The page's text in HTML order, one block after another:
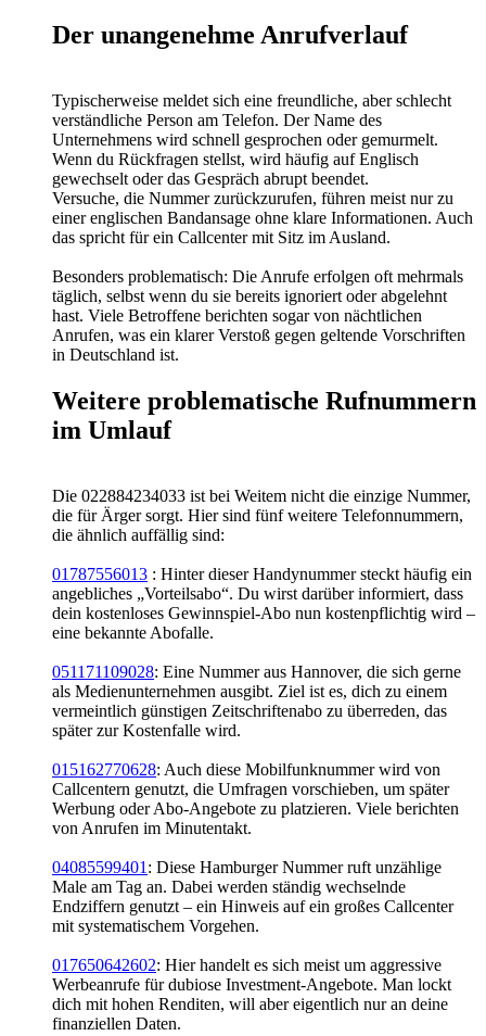
Der unangenehme Anrufverlauf
Typischerweise meldet sich eine freundliche, aber schlecht
verständliche Person am Telefon. Der Name des
Unternehmens wird schnell gesprochen oder gemurmelt.
Wenn du Rückfragen stellst, wird häufig auf Englisch
gewechselt oder das Gespräch abrupt beendet.
Versuche, die Nummer zurückzurufen, führen meist nur zu
einer englischen Bandansage ohne klare Informationen. Auch
das spricht für ein Callcenter mit Sitz im Ausland.
Besonders problematisch: Die Anrufe erfolgen oft mehrmals
täglich, selbst wenn du sie bereits ignoriert oder abgelehnt
hast. Viele Betroffene berichten sogar von nächtlichen
Anrufen, was ein klarer Verstoß gegen geltende Vorschriften
in Deutschland ist.
Weitere problematische Rufnummern
im Umlauf
Die 022884234033 ist bei Weitem nicht die einzige Nummer,
die für Ärger sorgt. Hier sind fünf weitere Telefonnummern,
die ähnlich auffällig sind:
01787556013 : Hinter dieser Handynummer steckt häufig ein
angebliches „Vorteilsabo“. Du wirst darüber informiert, dass
dein kostenloses Gewinnspiel-Abo nun kostenpflichtig wird –
eine bekannte Abofalle.
051171109028: Eine Nummer aus Hannover, die sich gerne
als Medienunternehmen ausgibt. Ziel ist es, dich zu einem
vermeintlich günstigen Zeitschriftenabo zu überreden, das
später zur Kostenfalle wird.
015162770628: Auch diese Mobilfunknummer wird von
Callcentern genutzt, die Umfragen vorschieben, um später
Werbung oder Abo-Angebote zu platzieren. Viele berichten
von Anrufen im Minutentakt.
04085599401 : Diese Hamburger Nummer ruft unzählige
Male am Tag an. Dabei werden ständig wechselnde
Endziffern genutzt – ein Hinweis auf ein großes Callcenter
mit systematischem Vorgehen.
017650642602: Hier handelt es sich meist um aggressive
Werbeanrufe für dubiose Investment-Angebote. Man lockt
dich mit hohen Renditen, will aber eigentlich nur an deine
finanziellen Daten.